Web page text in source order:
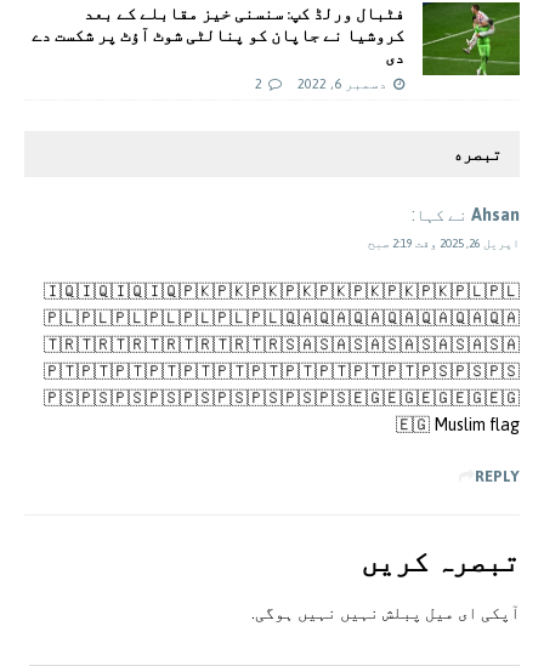
فٹبال ورلڈ کپ: سنسنی خیز مقابلے کے بعد
کروشیا نے جاپان کو پنالٹی شوٹ آؤٹ پر شکست دے
دی
دسمبر 6, 2022 2
تبصره
Ahsan نے کہا:
اپریل 26, 2025 وقت 2:19 صبح
🇮🇶🇮🇶🇮🇶🇮🇶🇵🇰🇵🇰🇵🇰🇵🇰🇵🇰🇵🇰🇵🇰🇵🇰🇵🇱🇵🇱
🇵🇱🇵🇱🇵🇱🇵🇱🇵🇱🇵🇱🇵🇱🇶🇦🇶🇦🇶🇦🇶🇦🇶🇦🇶🇦🇶🇦
🇹🇷🇹🇷🇹🇷🇹🇷🇹🇷🇹🇷🇹🇷🇸🇦🇸🇦🇸🇦🇸🇦🇸🇦🇸🇦🇸🇦
🇵🇹🇵🇹🇵🇹🇵🇹🇵🇹🇵🇹🇵🇹🇵🇹🇵🇹🇵🇹🇵🇹🇵🇸🇵🇸🇵🇸
🇵🇸🇵🇸🇵🇸🇵🇸🇵🇸🇵🇸🇵🇸🇵🇸🇵🇸🇪🇬🇪🇬🇪🇬🇪🇬🇪🇬
🇪🇬 Muslim flag
REPLY
تبصرہ کريں
آپکی ای ميل پبلش نہيں نہيں ہوگی.